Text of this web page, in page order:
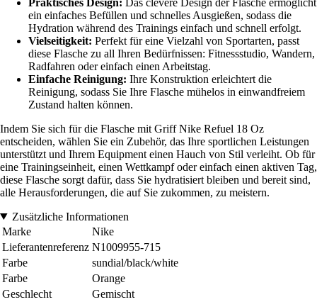
ein einfaches Befüllen und schnelles Ausgießen, sodass die
Hydration während des Trainings einfach und schnell erfolgt.
Vielseitigkeit: Perfekt für eine Vielzahl von Sportarten, passt
diese Flasche zu all Ihren Bedürfnissen: Fitnessstudio, Wandern,
Radfahren oder einfach einen Arbeitstag.
Einfache Reinigung: Ihre Konstruktion erleichtert die
Reinigung, sodass Sie Ihre Flasche mühelos in einwandfreiem
Zustand halten können.
Indem Sie sich für die Flasche mit Griff Nike Refuel 18 Oz
entscheiden, wählen Sie ein Zubehör, das Ihre sportlichen Leistungen
unterstützt und Ihrem Equipment einen Hauch von Stil verleiht. Ob für
eine Trainingseinheit, einen Wettkampf oder einfach einen aktiven Tag,
diese Flasche sorgt dafür, dass Sie hydratisiert bleiben und bereit sind,
alle Herausforderungen, die auf Sie zukommen, zu meistern.
Zusätzliche Informationen
Marke
Nike
Lieferantenreferenz N1009955-715
Farbe
sundial/black/white
Farbe
Orange
Geschlecht
Gemischt